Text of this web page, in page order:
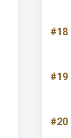
#18
#19
#20